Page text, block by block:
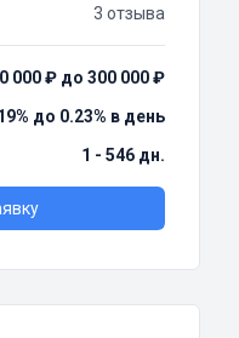
3 отзыва
000 ₽ до 300 000 ₽
до 0.23% в день
1 - 546 дн.